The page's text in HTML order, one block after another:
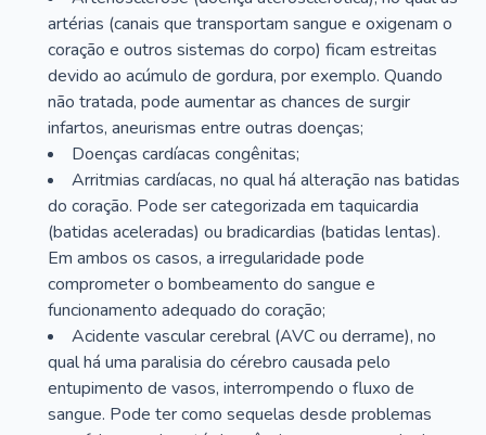
artérias (canais que transportam sangue e oxigenam o
coração e outros sistemas do corpo) ficam estreitas
devido ao acúmulo de gordura, por exemplo. Quando
não tratada, pode aumentar as chances de surgir
infartos, aneurismas entre outras doenças;
Doenças cardíacas congênitas;
Arritmias cardíacas, no qual há alteração nas batidas
do coração. Pode ser categorizada em taquicardia
(batidas aceleradas) ou bradicardias (batidas lentas).
Em ambos os casos, a irregularidade pode
comprometer o bombeamento do sangue e
funcionamento adequado do coração;
Acidente vascular cerebral (AVC ou derrame), no
qual há uma paralisia do cérebro causada pelo
entupimento de vasos, interrompendo o fluxo de
sangue. Pode ter como sequelas desde problemas